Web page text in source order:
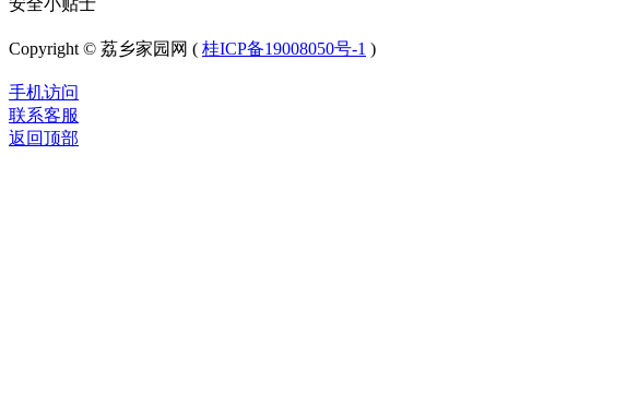
安全小贴士
Copyright © 荔乡家园网 ( 桂ICP备19008050号-1 )
手机访问
联系客服
返回顶部